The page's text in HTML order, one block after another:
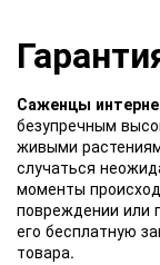
Саженцы
безупречным
живыми
случаться
моменты
повреждении или
его бесплатную
товара.